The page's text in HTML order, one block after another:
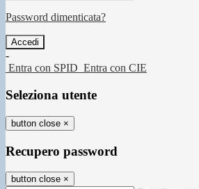
Password dimenticata?
-
Entra con SPID Entra con CIE
Seleziona utente
button close ×
Recupero password
button close ×